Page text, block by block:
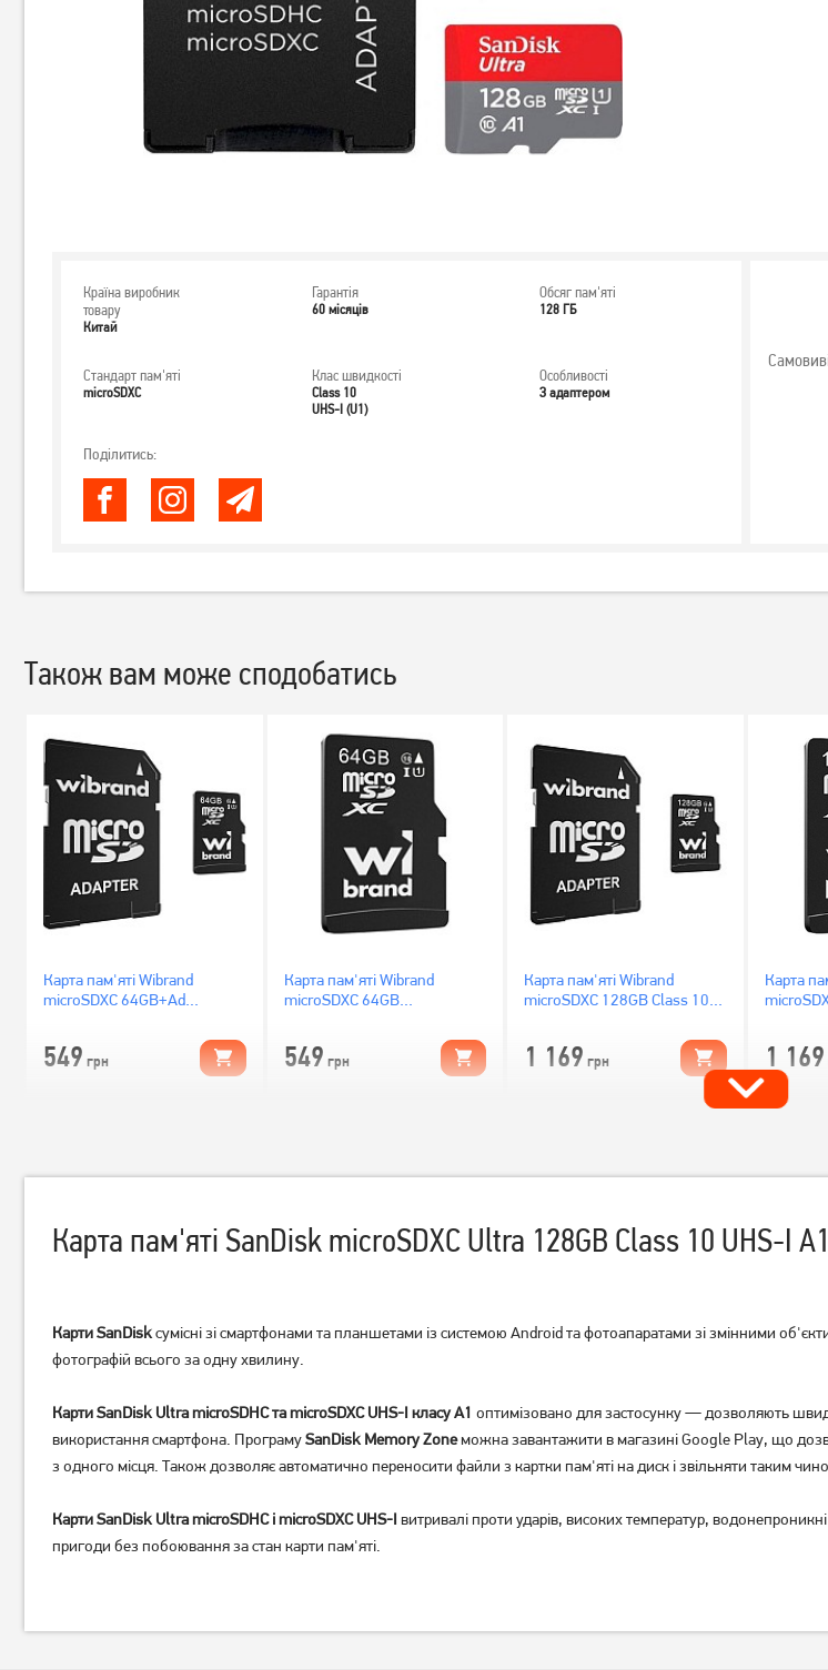
Країна виробник
товару
Китай
Гарантія
60 місяців
Обсяг пам'яті
128 ГБ
Стандарт пам'яті
microSDXC
Клас швидкості
Class 10
UHS-I (U1)
Особливості
З адаптером
Поділитись:
Також вам може сподобатись
Карта пам'яті Wibrand
microSDXC 64GB+Ad
549 грн
Карта пам'яті Wibrand
microSDXC 64GB
549 грн
Карта пам'яті Wibrand
microSDXC 128GB Class 10
1 169 грн
Карта
1 169
Карта пам'яті Kingston
microSDXC 64GB UHS-I U1
V10 (SDCS3/64GBSP)
849грн
Карта пам'яті Wibrand
(WICDXU3/64GB)
629грн
(SDCS3/512GB)
3 739грн
Class
adapter
BNAAA)
1 299
Карта пам'яті SanDisk microSDXC Ultra 128GB Class 10 UHS-I
Карти SanDiskсумісні зі смартфонами та планшетами із системою Android та фотоапаратами зі змінними
фотографій всього за одну хвилину.
Карти SanDisk Ultra microSDHC та microSDXC UHS-I класу A1 оптимізовано для застосунку — дозволяють
використання смартфона. ПрограмуSanDisk Memory Zoneможна завантажити в магазині Google Play, що
з одного місця. Також дозволяє автоматично переносити файли з картки пам'яті на диск і звільняти таким
Карти SanDisk Ultra microSDHC і microSDXC UHS-I витривалі проти ударів, високих температур,
пригоди без побоювання за стан карти пам'яті.